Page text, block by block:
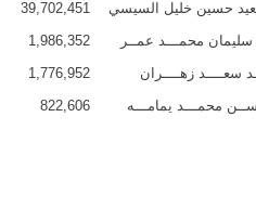
حسين خليل السيسي
39,702,451
محمـــد عمــر
1,986,352
سعــــد زهــــران
1,776,952
محمـــد يمامـــه
822,606